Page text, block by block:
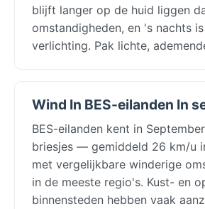
blijft langer op de huid liggen
omstandigheden, en 's nachts
verlichting. Pak lichte,
Wind In BES-eilanden In
BES-eilanden kent in
briesjes — gemiddeld 26 km/u
met vergelijkbare winderige
in de meeste regio's. Kust- en
binnensteden hebben vaak